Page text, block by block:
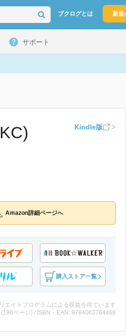
ブクログとは 新規
サポート
Kindle版
Amazon詳細ページへ
購入ストア一覧
エイトプログラムによる収益を得ています
ページ) / ISBN・EAN: 9784063764468